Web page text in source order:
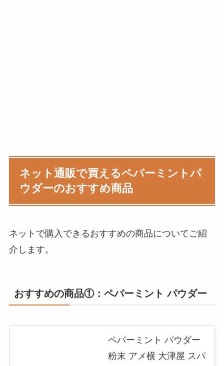
ネット通販で買えるペパーミントパ
ウダーのおすすめ商品
ネットで購入できるおすすめの商品についてご紹
介します。
おすすめの商品①： ペパーミント パウダー
ペパーミント パウダー
粉末 アメ横 大津屋 スパ